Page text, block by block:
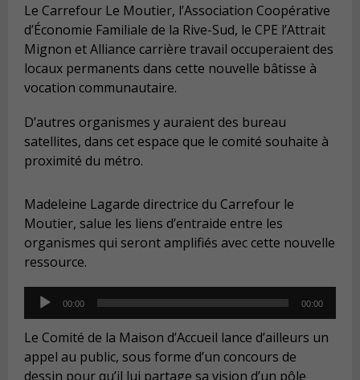
Le Carrefour Le Moutier, l’Association Coopérative
d’Économie Familiale de la Rive-Sud, le CPE l’Attrait
Mignon et Alliance carrière travail occuperaient des
locaux permanents dans cette nouvelle bâtisse à
vocation communautaire.
D’autres organismes y auraient des bureau
satellites, dans cet espace que le comité souhaite à
proximité du métro.
Madeleine Lagarde directrice du Carrefour le
Moutier, salue les liens d’entraide entre les
organismes qui seront amplifiés avec cette nouvelle
ressource.
Audio
Player
00:00 00:00
Le Comité de la Maison d’Accueil lance d’ailleurs un
appel au public, sous forme d’un concours de
dessin pour qu’il lui partage sa vision d’un pôle